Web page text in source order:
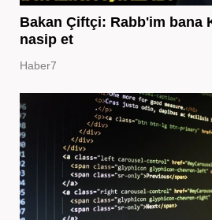
Bakan Çiftçi: Rabb'im bana
nasip et
Haber7